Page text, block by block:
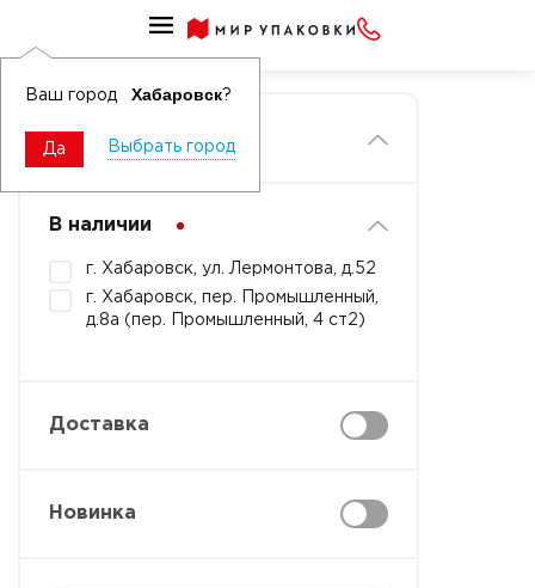
Ваш город Хабаровск?
Да Выбрать город
Главная
Фильтры
В наличии
г. Хабаровск, ул. Лермонтова, д.52
г. Хабаровск, пер. Промышленный,
д.8а (пер. Промышленный, 4 ст2)
Доставка
Новинка